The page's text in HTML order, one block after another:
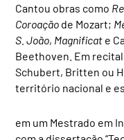
Cantou obras como
Coroação de Mozart;
S. João, Magnificat e
Beethoven. Em
Schubert, Britten ou
território nacional e
em um Mestrado em